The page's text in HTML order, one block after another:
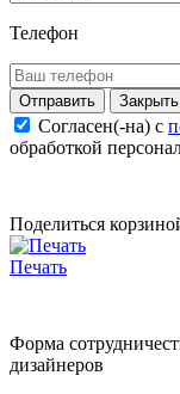
Телефон
Закрыть
Согласен(-на) c
обработкой
Поделиться
Печать
Форма
дизайнеров